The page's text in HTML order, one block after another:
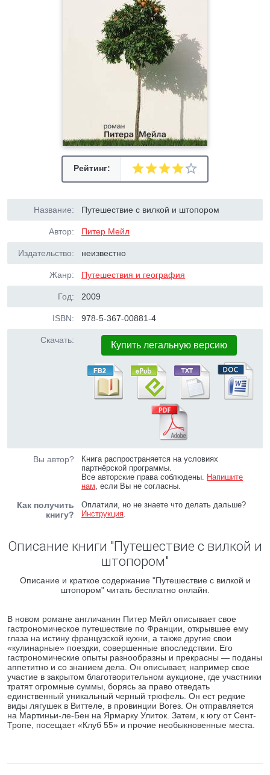
Рейтинг:
Название: Путешествие с вилкой и штопором
Автор: Питер Мейл
Издательство: неизвестно
Жанр: Путешествия и география
Год: 2009
ISBN: 978-5-367-00881-4
Скачать: Купить легальную версию
Вы автор?
Книга распространяется на условиях
партнёрской программы.
Все авторские права соблюдены. Напишите
нам, если Вы не согласны.
Как получить
книгу?
Оплатили, но не знаете что делать дальше?
Инструкция.
Описание книги "Путешествие с вилкой и
штопором"
Описание и краткое содержание "Путешествие с вилкой и
штопором" читать бесплатно онлайн.
В новом романе англичанин Питер Мейл описывает свое
гастрономическое путешествие по Франции, открывшее ему
глаза на истину французской кухни, а также другие свои
«кулинарные» поездки, совершенные впоследствии. Его
гастрономические опыты разнообразны и прекрасны — поданы
аппетитно и со знанием дела. Он описывает, например свое
участие в закрытом благотворительном аукционе, где участники
тратят огромные суммы, борясь за право отведать
единственный уникальный черный трюфель. Он ест редкие
виды лягушек в Виттеле, в провинции Вогез. Он отправляется
на Мартиньи-ле-Бен на Ярмарку Улиток. Затем, к югу от Сент-
Тропе, посещает «Клуб 55» и прочие необыкновенные места.